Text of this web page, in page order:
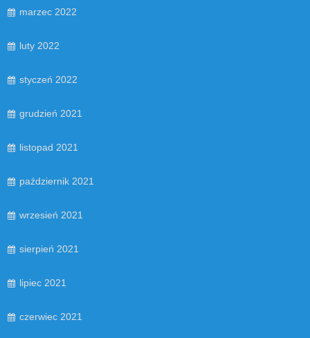
marzec 2022
luty 2022
styczeń 2022
grudzień 2021
listopad 2021
październik 2021
wrzesień 2021
sierpień 2021
lipiec 2021
czerwiec 2021